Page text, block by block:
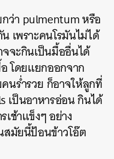
กว่า pulmentum หรือ
เพราะคนโรมันไม่ได้
จจะกินเป็นมื้ออื่นได้
โดยแยกออกจาก
นร่ำรวย ก็อาจให้ลูกที่
เป็นอาหารอ่อน กินได้
ช้าแข็งๆ อย่าง
มัยนี้ป้อนข้าวโอ๊ต